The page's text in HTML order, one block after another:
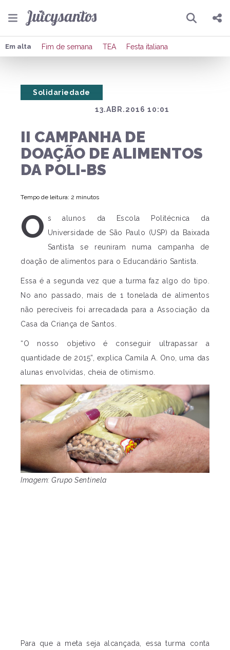
Pesquisar
Compartilhar
Em alta Fim de semana TEA Festa italiana
13.ABR.2016 10:01
Solidariedade
II CAMPANHA DE
DOAÇÃO DE ALIMENTOS
DA POLI-BS
Tempo de leitura: 2 minutos
O s alunos da Escola Politécnica da
Universidade de São Paulo (USP) da Baixada
Santista se reuniram numa campanha de
doação de alimentos para o Educandário Santista.
Essa é a segunda vez que a turma faz algo do tipo.
No ano passado, mais de 1 tonelada de alimentos
não perecíveis foi arrecadada para a Associação da
Casa da Criança de Santos.
“O nosso objetivo é conseguir ultrapassar a
quantidade de 2015”, explica Camila A. Ono, uma das
alunas envolvidas, cheia de otimismo.
Imagem: Grupo Sentinela
Para que a meta seja alcançada, essa turma conta